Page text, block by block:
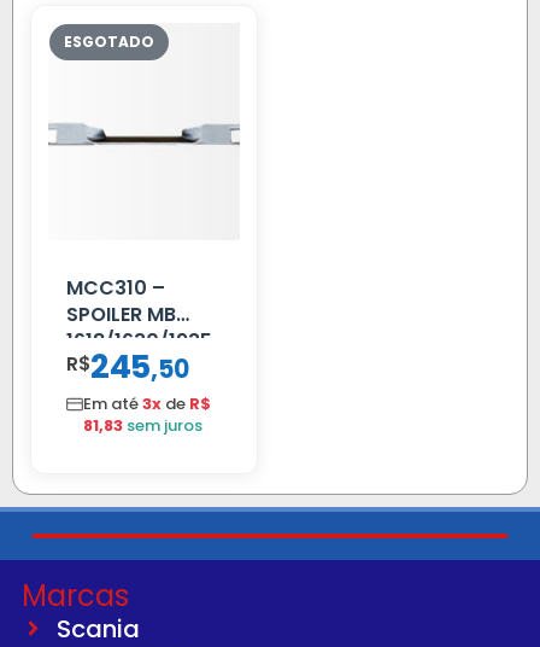
MCC310 –
SPOILER MB
1618/1630/1935
02 FAR
R$245,50
Em até3x de R$
81,83 sem juros
Marcas
Scania